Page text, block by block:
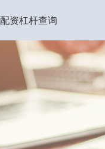
配资杠杆查询